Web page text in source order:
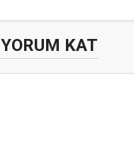
YORUM KAT